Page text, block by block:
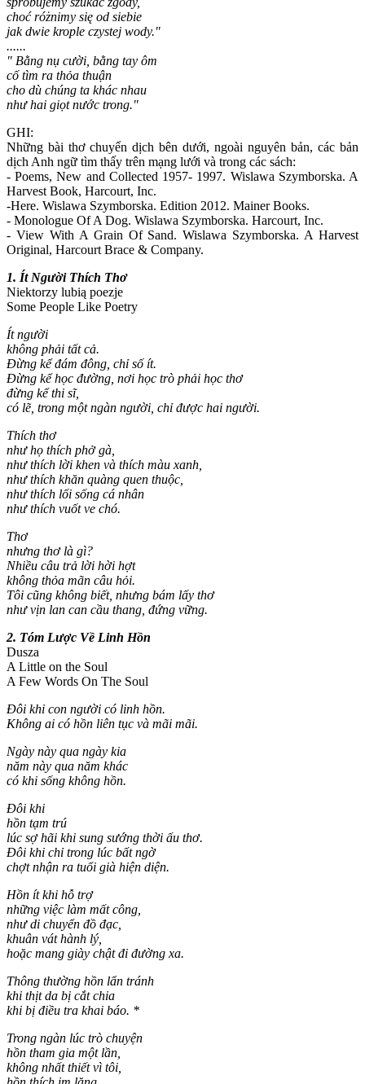
choć różnimy się od siebie
jak dwie krople czystej wody."
......
" Bằng nụ cười, bằng tay ôm
cố tìm ra thỏa thuận
cho dù chúng ta khác nhau
như hai giọt nước trong."
GHI:
Những bài thơ chuyển dịch bên dưới, ngoài nguyên bản, các bản
dịch Anh ngữ tìm thấy trên mạng lưới và trong các sách:
- Poems, New and Collected 1957- 1997. Wislawa Szymborska. A
Harvest Book, Harcourt, Inc.
-Here. Wislawa Szymborska. Edition 2012. Mainer Books.
- Monologue Of A Dog. Wislawa Szymborska. Harcourt, Inc.
- View With A Grain Of Sand. Wislawa Szymborska. A Harvest
Original, Harcourt Brace & Company.
1. Ít Người Thích Thơ
Niektorzy lubią poezje
Some People Like Poetry
Ít người
không phải tất cả.
Đừng kể đám đông, chỉ số ít.
Đừng kể học đường, nơi học trò phải học thơ
đừng kể thi sĩ,
có lẽ, trong một ngàn người, chỉ được hai người.
Thích thơ
như họ thích phở gà,
như thích lời khen và thích màu xanh,
như thích khăn quàng quen thuộc,
như thích lối sống cá nhân
như thích vuốt ve chó.
Thơ
nhưng thơ là gì?
Nhiều câu trả lời hời hợt
không thỏa mãn câu hỏi.
Tôi cũng không biết, nhưng bám lấy thơ
như vịn lan can cầu thang, đứng vững.
2. Tóm Lược Về Linh Hồn
Dusza
A Little on the Soul
A Few Words On The Soul
Đôi khi con người có linh hồn.
Không ai có hồn liên tục và mãi mãi.
Ngày này qua ngày kia
năm này qua năm khác
có khi sống không hồn.
Đôi khi
hồn tạm trú
lúc sợ hãi khi sung sướng thời ấu thơ.
Đôi khi chỉ trong lúc bất ngờ
chợt nhận ra tuổi già hiện diện.
Hồn ít khi hỗ trợ
những việc làm mất công,
như di chuyển đồ đạc,
khuân vát hành lý,
hoặc mang giày chật đi đường xa.
Thông thường hồn lẩn tránh
khi thịt da bị cắt chia
khi bị điều tra khai báo. *
Trong ngàn lúc trò chuyện
hồn tham gia một lần,
không nhất thiết vì tôi,